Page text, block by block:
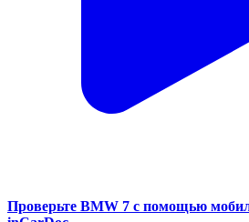
Проверьте BMW 7 с помощью